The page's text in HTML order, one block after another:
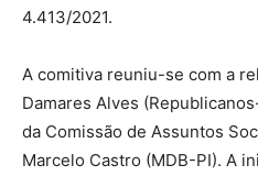
4.413/2021.
A comitiva reuniu-se com a
Damares Alves
da Comissão de Assuntos
Marcelo Castro (MDB-PI). A